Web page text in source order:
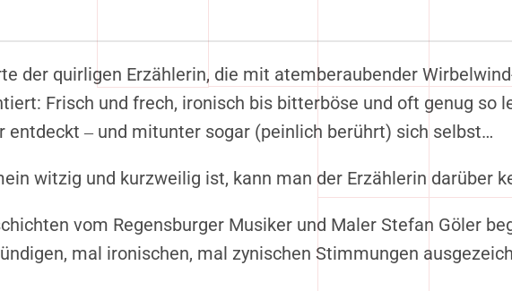
der quirligen Erzählerin, die mit atemberaubender
Frisch und frech, ironisch bis bitterböse und oft genug so
entdeckt ‒ und mitunter sogar (peinlich berührt) sich selbst…
witzig und kurzweilig ist, kann man der Erzählerin darüber
vom Regensburger Musiker und Maler Stefan Göler
mal ironischen, mal zynischen Stimmungen